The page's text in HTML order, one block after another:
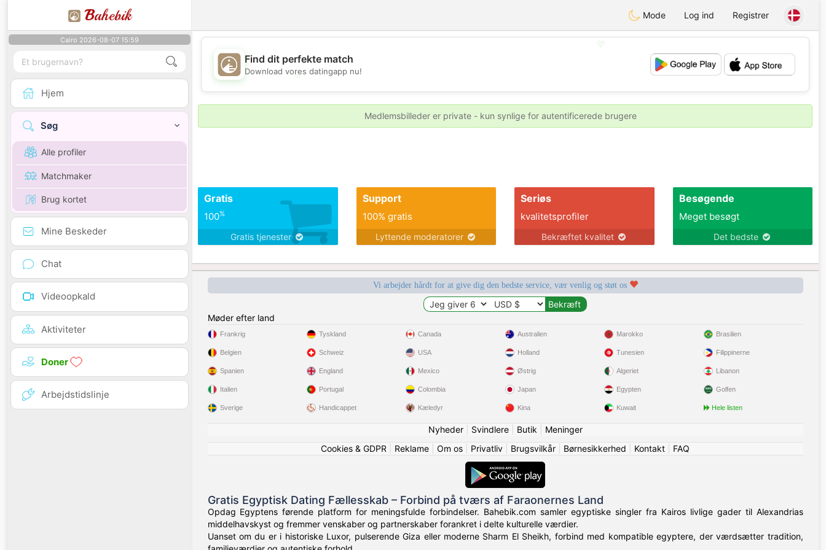
Bahebik Mode Log ind Registrer
Cairo 2026-08-07 15:59
Hjem
Søg
Alle profiler
Matchmaker
Brug kortet
Mine Beskeder
Chat
Videoopkald
Aktiviteter
Doner
Arbejdstidslinje
💖
💕
💕
Find dit perfekte match
Download vores datingapp nu!
Medlemsbilleder er private - kun synlige for autentificerede brugere
Gratis
100%
Gratis tjenester
Support
100% gratis
Lyttende moderatorer
Seriøs
kvalitetsprofiler
Bekræftet kvalitet
Besøgende
Meget besøgt
Det bedste
Vi arbejder hårdt for at give dig den bedste service, vær venlig og støt os
Møder efter land
Frankrig
Belgien
Spanien
Italien
Sverige
Tyskland
Schweiz
England
Portugal
Handicappet
Canada
USA
Mexico
Colombia
Kæledyr
Australien
Holland
Østrig
Japan
Kina
Marokko
Tunesien
Algeriet
Egypten
Kuwait
Brasilien
Filippinerne
Libanon
Golfen
Hele listen
Nyheder| Svindlere| Butik
Meninger
Cookies & GDPR
Reklame Om os Privatliv Brugsvilkår Børnesikkerhed Kontakt FAQ
Gratis Egyptisk Dating Fællesskab – Forbind på tværs af Faraonernes Land
Opdag Egyptens førende platform for meningsfulde forbindelser. Bahebik.com samler egyptiske singler fra Kairos livlige gader til Alexandrias
middelhavskyst og fremmer venskaber og partnerskaber forankret i delte kulturelle værdier.
Uanset om du er i historiske Luxor, pulserende Giza eller moderne Sharm El Sheikh, forbind med kompatible egyptere, der værdsætter tradition,